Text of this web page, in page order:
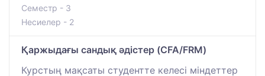
Семестр - 3
Несиелер - 2
Қаржыдағы сандық әдістер (CFA/FRM)
Курстың мақсаты студентте келесі міндеттер